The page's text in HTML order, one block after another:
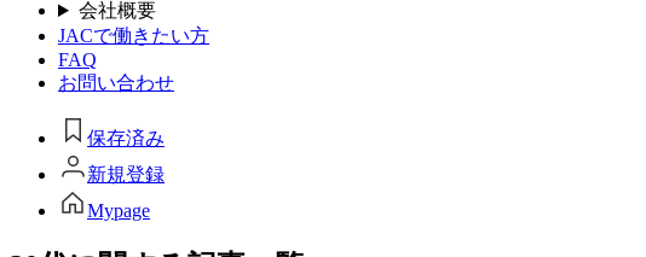
会社概要
JACで働きたい方
FAQ
お問い合わせ
保存済み
新規登録
Mypage